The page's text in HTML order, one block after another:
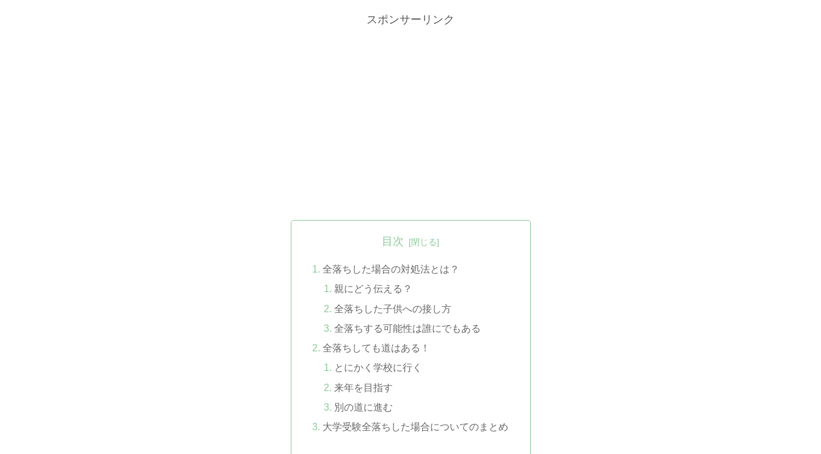
スポンサーリンク
目次
全落ちした場合の対処法とは？
親にどう伝える？
全落ちした子供への接し方
全落ちする可能性は誰にでもある
全落ちしても道はある！
とにかく学校に行く
来年を目指す
別の道に進む
大学受験全落ちした場合についてのまとめ